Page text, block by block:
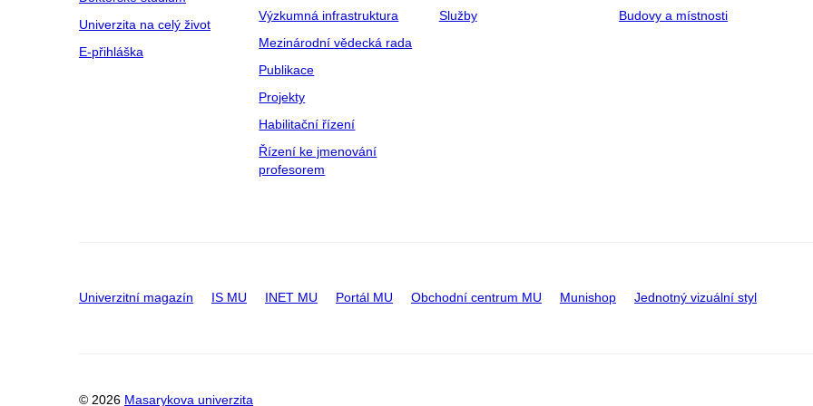
Univerzita na celý život
E-přihláška
Výzkumná infrastruktura
Mezinárodní vědecká rada
Publikace
Projekty
Habilitační řízení
Řízení ke jmenování
profesorem
Služby
Budovy a místnosti
Univerzitní magazín IS MU INET MU Portál MU Obchodní centrum MU Munishop Jednotný vizuální styl
© 2026 Masarykova univerzita